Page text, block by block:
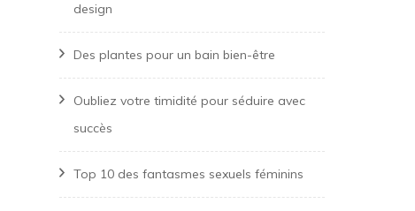
design
Des plantes pour un bain bien-être
Oubliez votre timidité pour séduire avec
succès
Top 10 des fantasmes sexuels féminins